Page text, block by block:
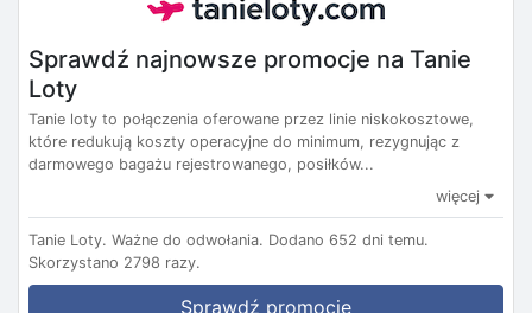
Sprawdź najnowsze promocje na Tanie
Loty
Tanie loty to połączenia oferowane przez linie niskokosztowe,
które redukują koszty operacyjne do minimum, rezygnując z
darmowego bagażu rejestrowanego, posiłków...
więcej
Tanie Loty. Ważne do odwołania. Dodano 652 dni temu.
Skorzystano 2798 razy.
Sprawdź promocje